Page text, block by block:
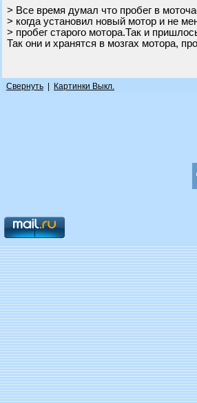
> Все время думал что пробег в
> когда установил новый мотор и не
> пробег старого мотора.Так и
Так они и хранятся в мозгах мотора,
Свернуть Картинки Выкл.